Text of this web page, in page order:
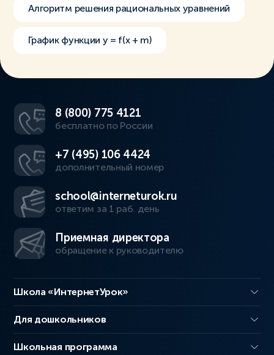
Алгоритм решения рациональных уравнений
График функции y = f(x + m)
8 (800) 775 4121
бесплатно по России
+7 (495) 106 4424
дополнительный номер
school@interneturok.ru
ответим за 1 раб. день
Приемная директора
обращение к руководителю
Школа «ИнтернетУрок»
Для дошкольников
Школьная программа